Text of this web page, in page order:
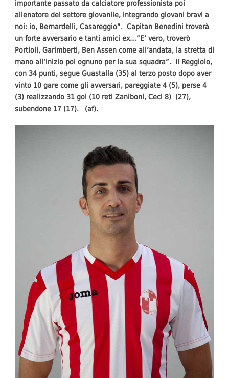
importante passato da calciatore professionista poi
allenatore del settore giovanile, integrando giovani bravi a
noi: io, Bernardelli, Casareggio”. Capitan Benedini troverà
un forte avversario e tanti amici ex…”E’ vero, troverò
Portioli, Garimberti, Ben Assen come all’andata, la stretta di
mano all’inizio poi ognuno per la sua squadra”. Il Reggiolo,
con 34 punti, segue Guastalla (35) al terzo posto dopo aver
vinto 10 gare come gli avversari, pareggiate 4 (5), perse 4
(3) realizzando 31 gol (10 reti Zaniboni, Ceci 8) (27),
subendone 17 (17). (af).